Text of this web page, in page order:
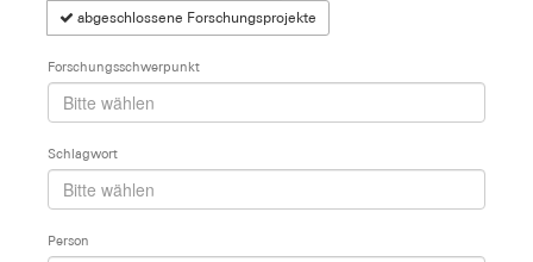
abgeschlossene Forschungsprojekte
Forschungsschwerpunkt
Schlagwort
Person